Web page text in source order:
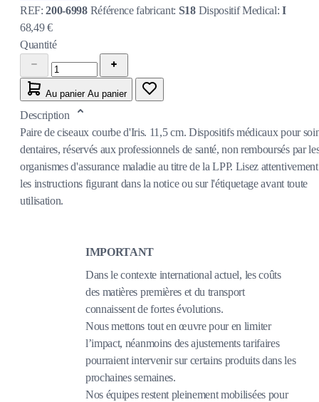
REF:200-6998 Référence fabricant: S18 Dispositif Medical:I
68,49 €
Quantité
Au panier Au panier
Description
Paire de ciseaux courbe d'Iris. 11,5 cm. Dispositifs médicaux pour
dentaires, réservés aux professionnels de santé, non remboursés par
organismes d'assurance maladie au titre de la LPP. Lisez attentivement
les instructions figurant dans la notice ou sur l'étiquetage avant toute
utilisation.
IMPORTANT
Dans le contexte international actuel, les coûts
des matières premières et du transport
connaissent de fortes évolutions.
Nous mettons tout en œuvre pour en limiter
l’impact, néanmoins des ajustements tarifaires
pourraient intervenir sur certains produits dans les
prochaines semaines.
Nos équipes restent pleinement mobilisées pour